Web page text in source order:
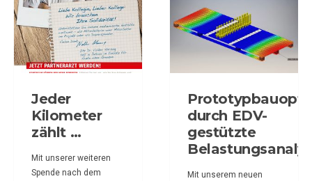
Jeder
Kilometer
zählt …
Mit unserer weiteren
Spende nach dem
durch EDV-
gestützte
Mit unserem neuen